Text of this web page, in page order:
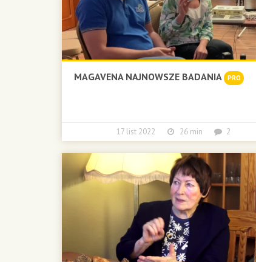
MAGAVENA NAJNOWSZE BADANIA PRO
17 list 2022 26 min 2